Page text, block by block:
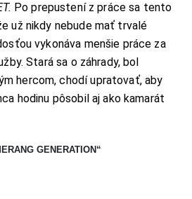
Po prepustení z práce sa tento
už nikdy nebude mať trvalé
vykonáva menšie práce za
Stará sa o záhrady, bol
hercom, chodí upratovať, aby
hodinu pôsobil aj ako kamarát
GENERATION“